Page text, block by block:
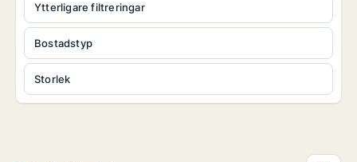
Bostadstyp
Storlek
Ytterligare filtreringar